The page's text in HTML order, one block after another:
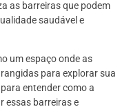
as barreiras que podem
saudável e
um espaço onde as
para explorar sua
entender como a
essas barreiras e